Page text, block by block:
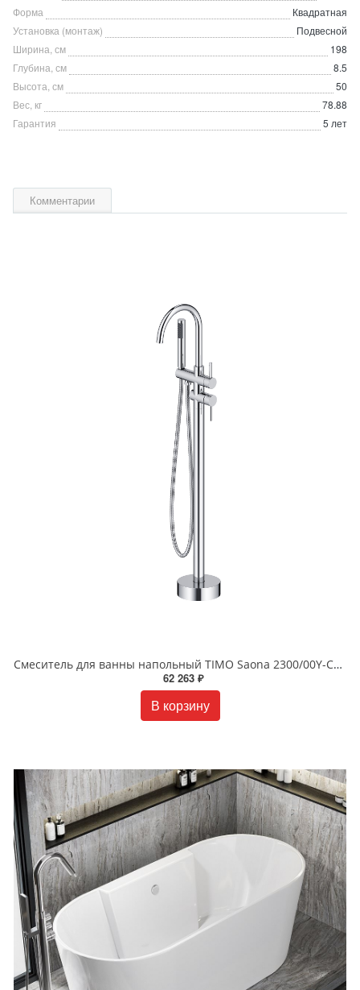
Форма
Квадратная
Установка (монтаж)
Подвесной
Ширина, см
198
Глубина, см
8.5
Высота, см
50
Вес, кг
78.88
Гарантия
5 лет
Комментарии
Смеситель для ванны напольный TIMO Saona 2300/00Y-CR хром
62 263 ₽
В корзину